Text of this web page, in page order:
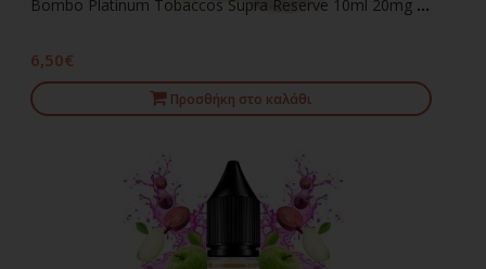
Bombo Platinum Tobaccos Supra Reserve 10ml 20mg Nic Salts
6,50€
Προσθήκη στο καλάθι